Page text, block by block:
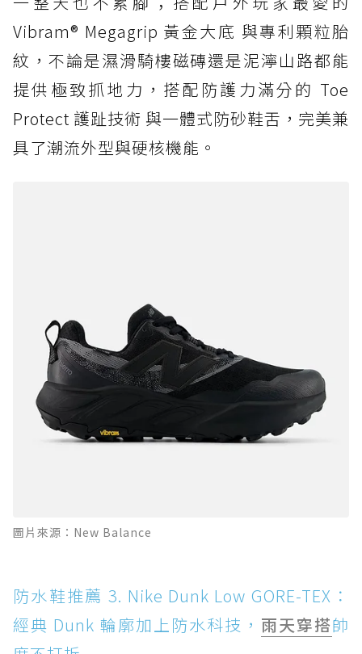
Vibram® Megagrip 黃金大底 與專利顆粒胎
紋，不論是濕滑騎樓磁磚還是泥濘山路都能
提供極致抓地力，搭配防護力滿分的 Toe
Protect 護趾技術 與一體式防砂鞋舌，完美兼
具了潮流外型與硬核機能。
圖片來源：New Balance
防水鞋推薦 3. Nike Dunk Low GORE-TEX：
經典 Dunk 輪廓加上防水科技， 雨天穿搭帥